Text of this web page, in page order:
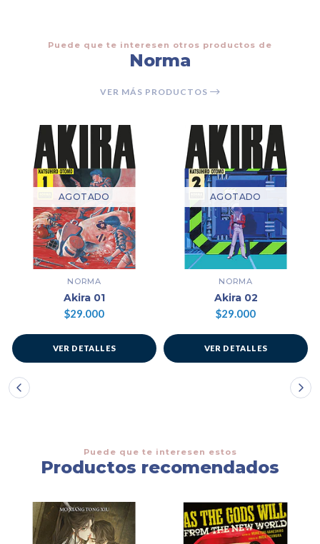
Puede que te interesen otros productos de
Norma
VER MÁS PRODUCTOS
AGOTADO
NORMA
Akira 01
$29.000
VER DETALLES
AGOTADO
NORMA
Akira 02
$29.000
VER DETALLES
Puede que te interesen estos
Productos recomendados